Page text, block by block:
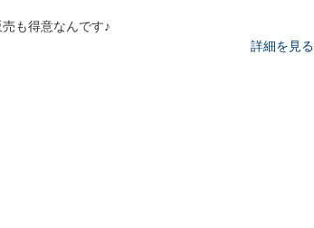
も得意なんです♪
詳細を見る